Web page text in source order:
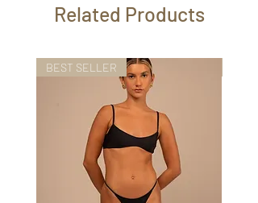
Related Products
BEST SELLER